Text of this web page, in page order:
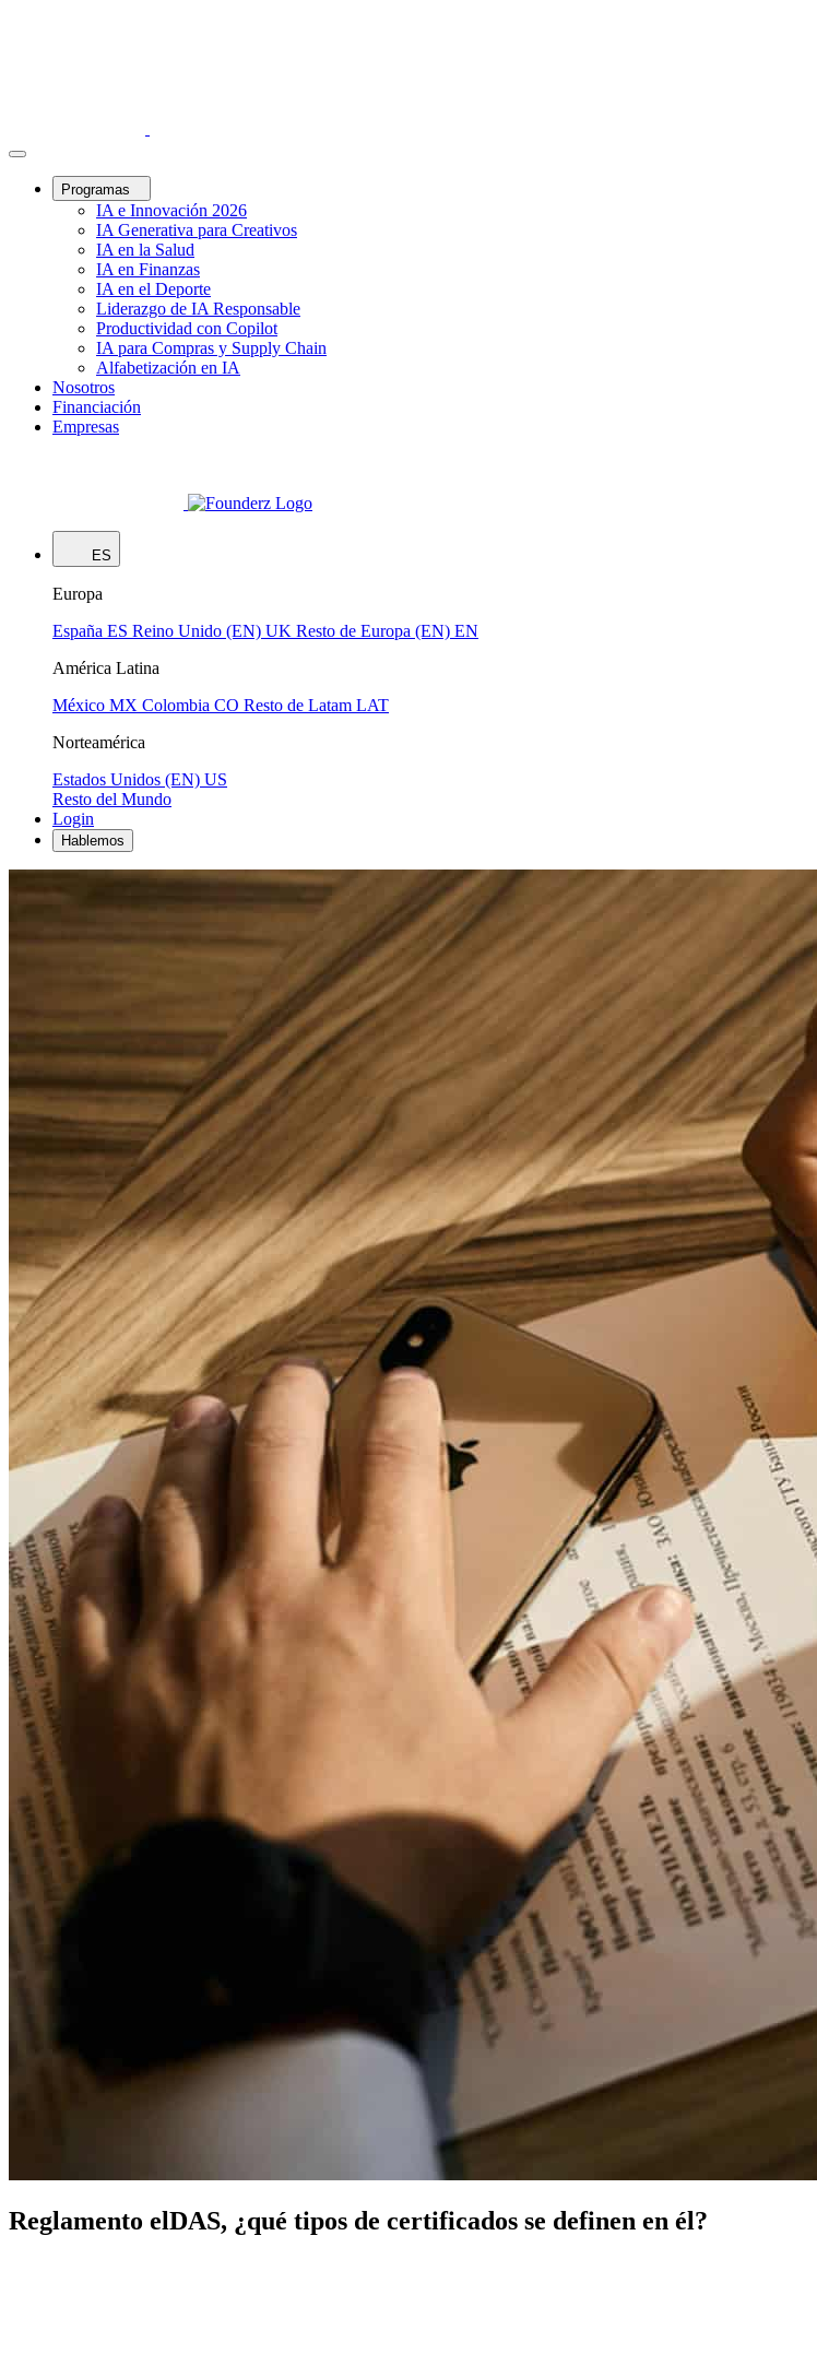
Programas
IA e Innovación 2026
IA Generativa para Creativos
IA en la Salud
IA en Finanzas
IA en el Deporte
Liderazgo de IA Responsable
Productividad con Copilot
IA para Compras y Supply Chain
Alfabetización en IA
Nosotros
Financiación
Empresas
ES
Europa
España ES Reino Unido (EN) UK Resto de Europa (EN) EN
América Latina
México MX Colombia CO Resto de Latam LAT
Norteamérica
Estados Unidos (EN) US
Resto del Mundo
Login
Hablemos
Reglamento elDAS, ¿qué tipos de certificados se definen en él?